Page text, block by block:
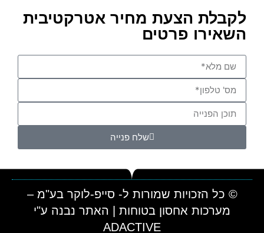
לקבלת הצעת מחיר אטרקטיבית
השאירו פרטים
שלח פנייה
© כל הזכויות שמורות ל- סייפ-לוקר בע"מ –
מערכות אחסון בטוחות | האתר נבנה ע"י
ADACTIVE